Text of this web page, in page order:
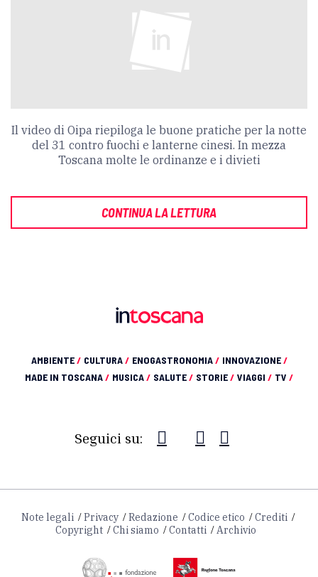
Il video di Oipa riepiloga le buone pratiche per la notte
del 31 contro fuochi e lanterne cinesi. In mezza
Toscana molte le ordinanze e i divieti
CONTINUA LA LETTURA
AMBIENTE/ CULTURA/ ENOGASTRONOMIA/ INNOVAZIONE/
MADE IN TOSCANA/ MUSICA/ SALUTE/ STORIE/ VIAGGI / TV /
Seguici su:
Note legali Privacy Redazione Codice etico
Crediti
Copyright
Chi siamo Contatti Archivio